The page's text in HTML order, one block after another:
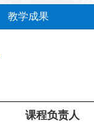
教学成果
课程负责人